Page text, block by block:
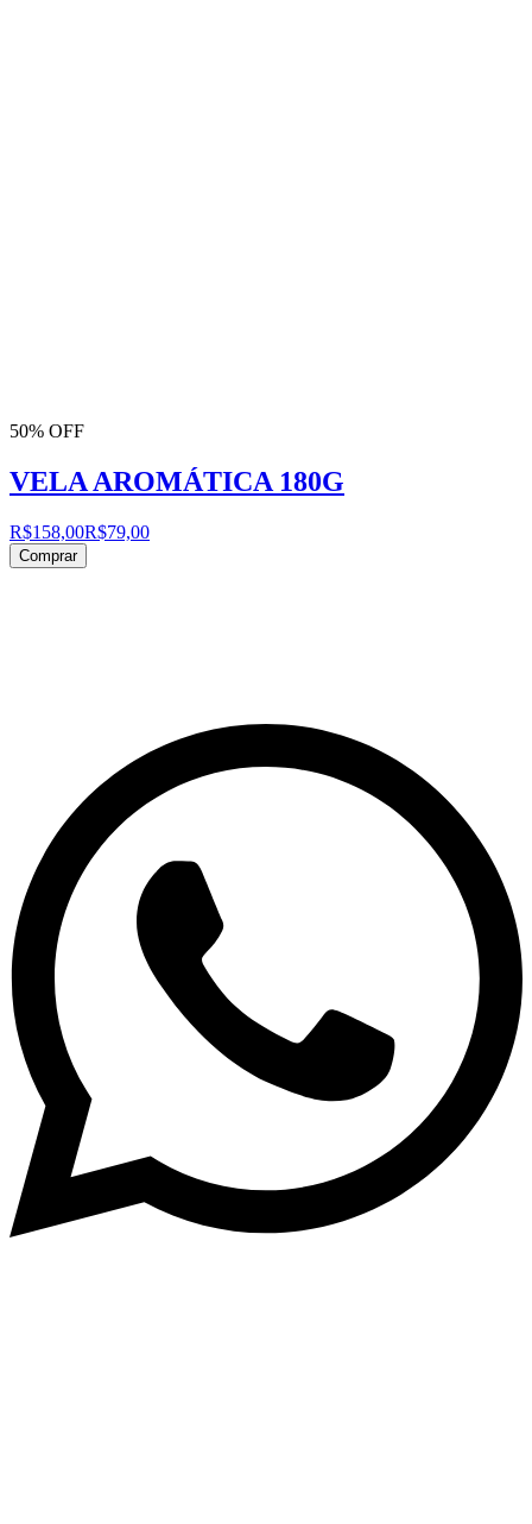
50% OFF
VELA AROMÁTICA 180G
R$158,00R$79,00
Comprar